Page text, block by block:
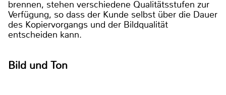
brennen, stehen verschiedene Qualitätsstufen zur
Verfügung, so dass der Kunde selbst über die Dauer
des Kopiervorgangs und der Bildqualität
entscheiden kann.
Bild und Ton